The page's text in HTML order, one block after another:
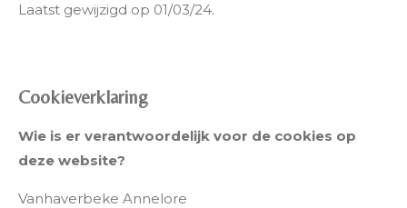
Laatst gewijzigd op 01/03/24.
Cookieverklaring
Wie is er verantwoordelijk voor de cookies op
deze website?
Vanhaverbeke Annelore